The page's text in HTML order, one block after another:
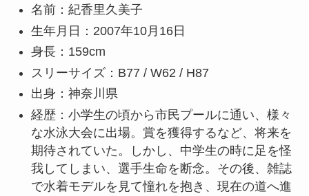
名前：紀香里久美子
生年月日：2007年10月16日
身長：159cm
スリーサイズ：B77 / W62 / H87
出身：神奈川県
経歴：小学生の頃から市民プールに通い、様々
な水泳大会に出場。賞を獲得するなど、将来を
期待されていた。しかし、中学生の時に足を怪
我してしまい、選手生命を断念。その後、雑誌
で水着モデルを見て憧れを抱き、現在の道へ進